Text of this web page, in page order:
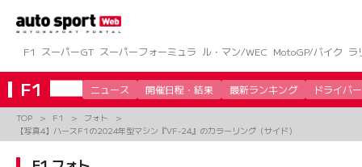
ツ
へ
ス
キ
プ
F1 スーパーGT スーパーフォーミュラ ル・マン/WEC MotoGP/バイク ラ
F1 ニュース 開催日程・結果 最新ランキング ドライバー
TOP F1
フォト
【写真4】ハースF1の2024年型マシン『VF-24』のカラーリング（サイド）